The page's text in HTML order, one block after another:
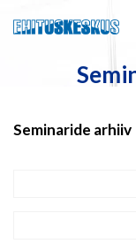
Seminaride arhiiv